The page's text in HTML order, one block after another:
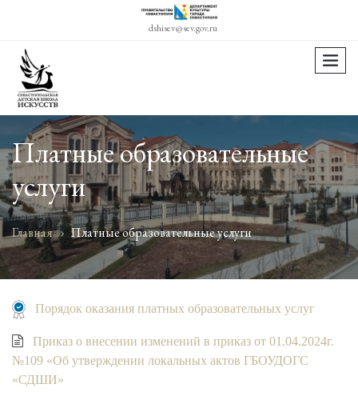
dshisev@sev.gov.ru
menu
Платные образовательные
услуги
Главная Платные образовательные услуги
Порядок оказания платных образовательных услуг
Приказ о внесении изменений в приказ от 01.04.2024г.
№109 «Об утверждении локальных актов ГБОУДОГС
«СДШИ»